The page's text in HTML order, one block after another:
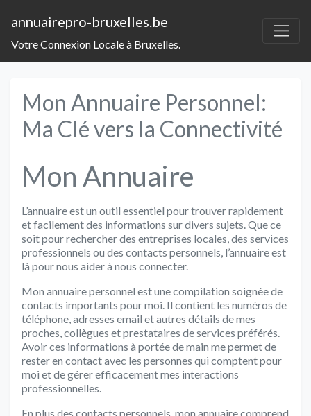
annuairepro-bruxelles.be
Votre Connexion Locale à Bruxelles.
Mon Annuaire Personnel:
Ma Clé vers la Connectivité
Mon Annuaire
L’annuaire est un outil essentiel pour trouver rapidement
et facilement des informations sur divers sujets. Que ce
soit pour rechercher des entreprises locales, des services
professionnels ou des contacts personnels, l’annuaire est
là pour nous aider à nous connecter.
Mon annuaire personnel est une compilation soignée de
contacts importants pour moi. Il contient les numéros de
téléphone, adresses email et autres détails de mes
proches, collègues et prestataires de services préférés.
Avoir ces informations à portée de main me permet de
rester en contact avec les personnes qui comptent pour
moi et de gérer efficacement mes interactions
professionnelles.
En plus des contacts personnels, mon annuaire comprend